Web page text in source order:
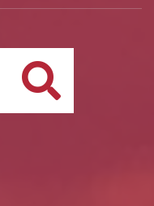
Buscar